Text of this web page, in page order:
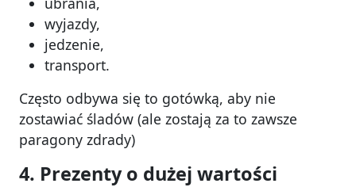
wyjazdy,
jedzenie,
transport.
Często odbywa się to gotówką, aby nie
zostawiać śladów (ale zostają za to zawsze
paragony zdrady)
4. Prezenty o dużej wartości